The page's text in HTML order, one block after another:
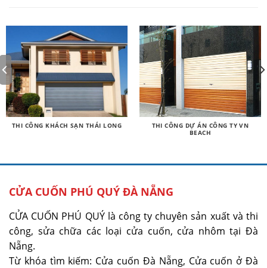
THI CÔNG KHÁCH SẠN THÁI LONG
THI CÔNG DỰ ÁN CÔNG TY VN
BEACH
CỬA CUỐN PHÚ QUÝ ĐÀ NẴNG
CỬA CUỐN PHÚ QUÝ là công ty chuyên sản xuất và thi
công, sửa chữa các loại cửa cuốn, cửa nhôm tại Đà
Nẵng.
Từ khóa tìm kiếm: Cửa cuốn Đà Nẵng, Cửa cuốn ở Đà